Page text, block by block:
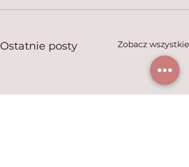
Ostatnie posty Zobacz wszystkie